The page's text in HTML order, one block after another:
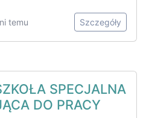
temu Szczegóły
SPECJALNA
DO PRACY